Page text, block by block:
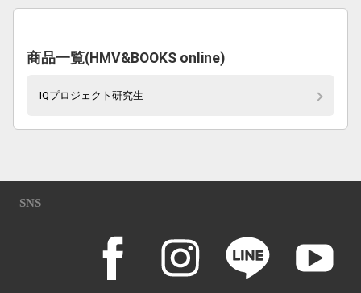
商品一覧(HMV&BOOKS online)
IQプロジェクト研究生
SNS